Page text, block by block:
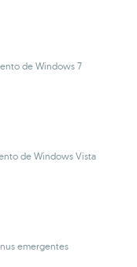
de Windows 7
de Windows Vista
emergentes